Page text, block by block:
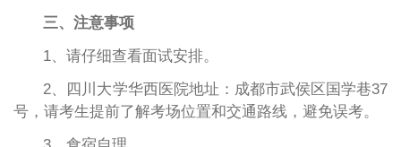
三、注意事项
1、请仔细查看面试安排。
2、四川大学华西医院地址：成都市武侯区国学巷37
号，请考生提前了解考场位置和交通路线，避免误考。